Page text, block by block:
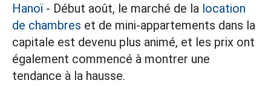
Hanoï- Début août, le marché de la location
de chambres et de mini-appartements dans la
capitale est devenu plus animé, et les prix ont
également commencé à montrer une
tendance à la hausse.